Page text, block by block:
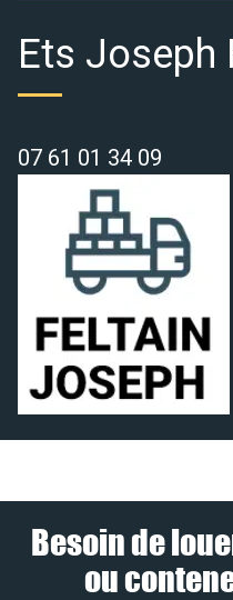
Ets Joseph
07 61 01 34 09
Besoin de
ou